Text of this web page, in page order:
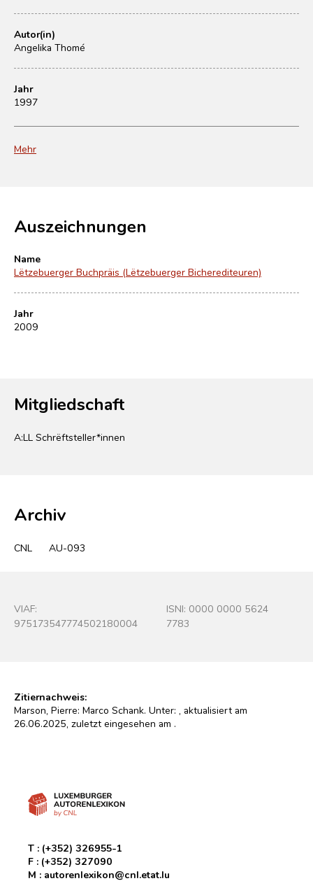
Autor(in)
Angelika Thomé
Jahr
1997
Mehr
Auszeichnungen
Name
Lëtzebuerger Buchpräis (Lëtzebuerger Bicherediteuren)
Jahr
2009
Mitgliedschaft
A:LL Schrëftsteller*innen
Archiv
CNL AU-093
VIAF:
975173547774502180004
ISNI: 0000 0000 5624
7783
Zitiernachweis:
Marson, Pierre: Marco Schank. Unter: , aktualisiert am
26.06.2025, zuletzt eingesehen am .
T : (+352) 326955-1
F : (+352) 327090
M : autorenlexikon@cnl.etat.lu